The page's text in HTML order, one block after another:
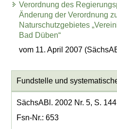
Verordnung des
Änderung der Verordnung
Naturschutzgebietes
Bad Düben“
vom 11. April 2007
Fundstelle und
SächsABl. 2002 Nr. 5, S. 144
Fsn-Nr.: 653